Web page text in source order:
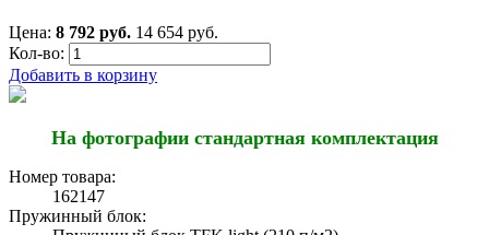
Цена: 8 792 руб. 14 654 руб.
Кол-во:
Добавить в корзину
На фотографии стандартная комплектация
Номер товара:
162147
Пружинный блок: